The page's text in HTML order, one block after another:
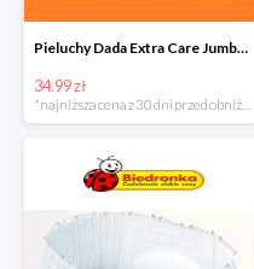
Pieluchy Dada Extra Care Jumbo Bag w super cenie
34.99 zł
*najniższa cena z 30 dni przed obniżką